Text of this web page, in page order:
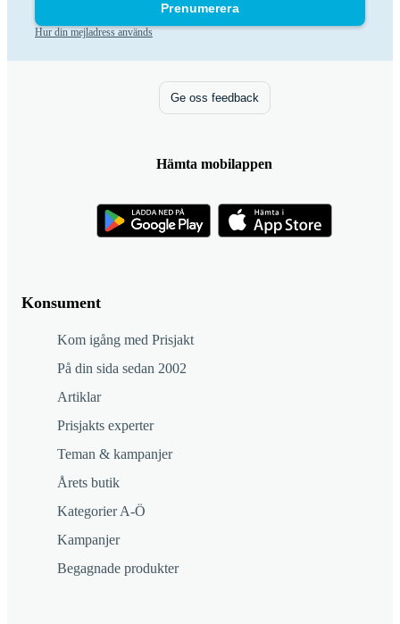
Prenumerera
Hur din mejladress används
Konsument
Kom igång med Prisjakt
På din sida sedan 2002
Artiklar
Prisjakts experter
Teman & kampanjer
Årets butik
Kategorier A-Ö
Kampanjer
Begagnade produkter
Ge oss feedback
Hämta mobilappen